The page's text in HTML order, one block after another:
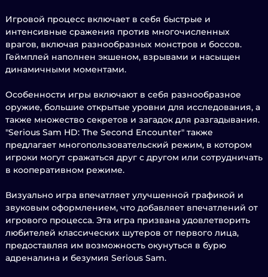
Игровой процесс включает в себя быстрые и
интенсивные сражения против многочисленных
врагов, включая разнообразных монстров и боссов.
Геймплей наполнен экшеном, взрывами и насыщен
динамичными моментами.
Особенности игры включают в себя разнообразное
оружие, большие открытые уровни для исследования, а
также множество секретов и загадок для разгадывания.
"Serious Sam HD: The Second Encounter" также
предлагает многопользовательский режим, в котором
игроки могут сражаться друг с другом или сотрудничать
в кооперативном режиме.
Визуально игра впечатляет улучшенной графикой и
звуковым оформлением, что добавляет впечатлений от
игрового процесса. Эта игра призвана удовлетворить
любителей классических шутеров от первого лица,
предоставляя им возможность окунуться в бурю
адреналина и безумия Serious Sam.